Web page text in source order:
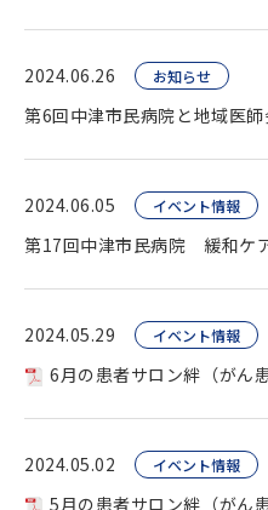
2024.06.26 お知らせ
2024.06.05 イベント情報
第17回中津市民病院 緩和ケ
2024.05.29 イベント情報
6月の患者サロン絆（がん患者さ
2024.05.02 イベント情報
5月の患者サロン絆（がん患者さ